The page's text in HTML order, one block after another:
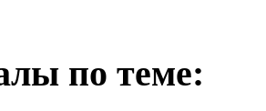
по теме: